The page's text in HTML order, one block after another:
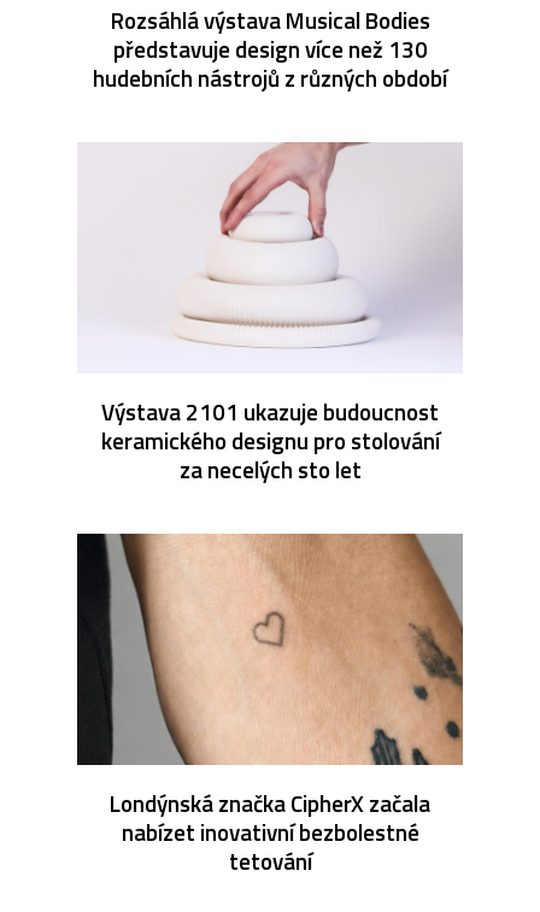
Rozsáhlá výstava Musical Bodies
představuje design více než 130
hudebních nástrojů z různých období
Výstava 2101 ukazuje budoucnost
keramického designu pro stolování
za necelých sto let
Londýnská značka CipherX začala
nabízet inovativní bezbolestné
tetování